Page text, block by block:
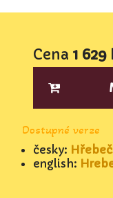
Cena 1 629
Dostupné verze
česky:
english: